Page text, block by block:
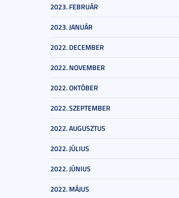
2023. FEBRUÁR
2023. JANUÁR
2022. DECEMBER
2022. NOVEMBER
2022. OKTÓBER
2022. SZEPTEMBER
2022. AUGUSZTUS
2022. JÚLIUS
2022. JÚNIUS
2022. MÁJUS